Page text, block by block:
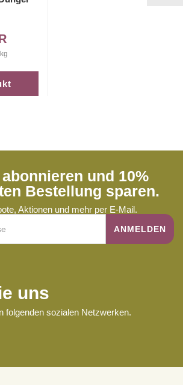
und 10%
Bestellung sparen.
Aktionen und mehr per E-Mail.
uns
folgenden sozialen Netzwerken.